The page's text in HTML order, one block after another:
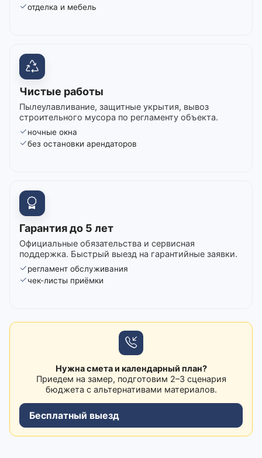
отделка и мебель
Чистые работы
Пылеулавливание, защитные укрытия, вывоз
строительного мусора по регламенту объекта.
ночные окна
без остановки арендаторов
Гарантия до 5 лет
Официальные обязательства и сервисная
поддержка. Быстрый выезд на гарантийные заявки.
регламент обслуживания
чек-листы приёмки
Нужна смета и календарный план?
Приедем на замер, подготовим 2–3 сценария
бюджета с альтернативами материалов.
Бесплатный выезд